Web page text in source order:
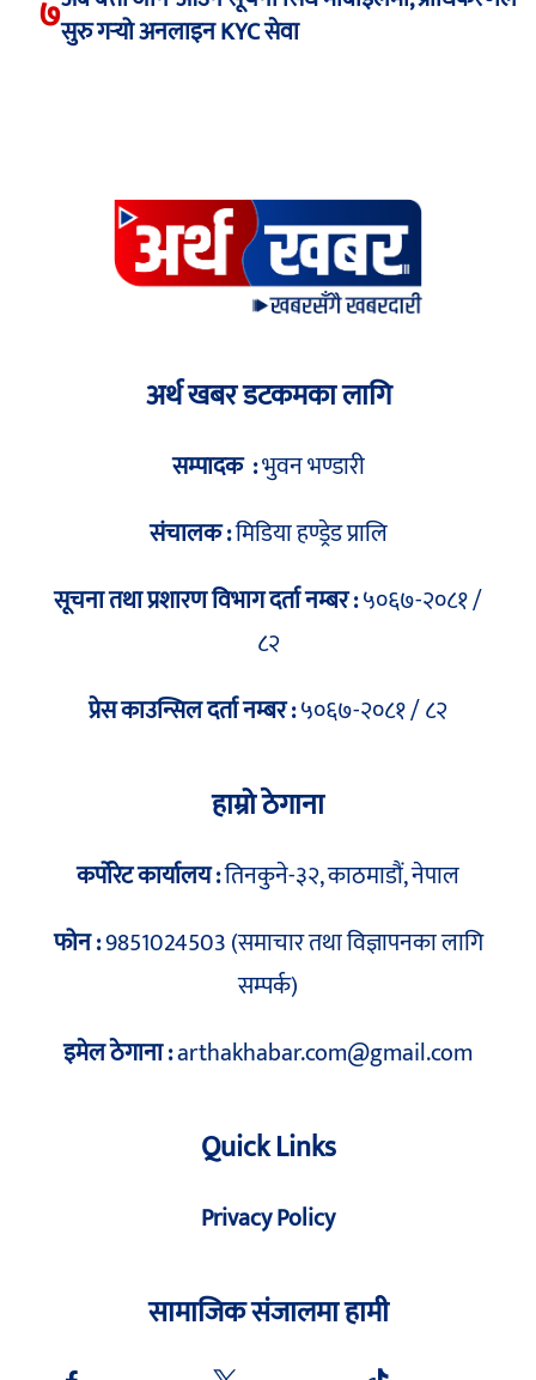
७सुरु गर्‍यो अनलाइन KYC सेवा
अर्थ खबर डटकमका लागि
सम्पादक :भुवन भण्डारी
संचालक :मिडिया हण्ड्रेड प्रालि
सूचना तथा प्रशारण विभाग दर्ता नम्बर :५०६७-२०८१ /
८२
प्रेस काउन्सिल दर्ता नम्बर :५०६७-२०८१ / ८२
हाम्रो ठेगाना
कर्पोरेट कार्यालय :तिनकुने-३२, काठमाडौं, नेपाल
फोन :9851024503 (समाचार तथा विज्ञापनका लागि
सम्पर्क)
इमेल ठेगाना :arthakhabar.com@gmail.com
Quick Links
Privacy Policy
सामाजिक संजालमा हामी